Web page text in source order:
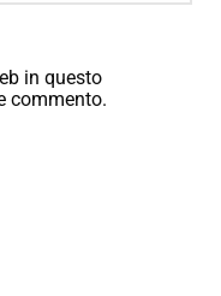
in questo
commento.